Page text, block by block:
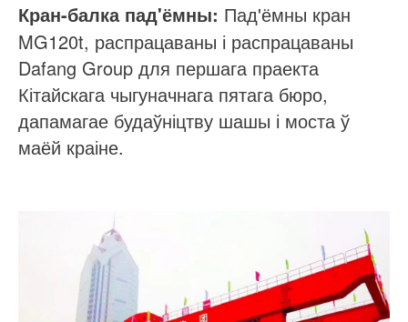
Кран-балка пад'ёмны: Пад'ёмны кран
MG120t, распрацаваны і распрацаваны
Dafang Group для першага праекта
Кітайскага чыгуначнага пятага бюро,
дапамагае будаўніцтву шашы і моста ў
маёй краіне.